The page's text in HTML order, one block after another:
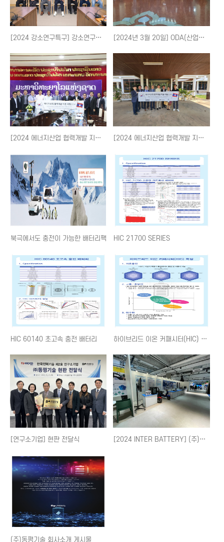
[2024 강소연구특구] 강소연구특구 간담회(김장호 시장) [2024년 3월 20일] ODA(산업통상협력개발지원) LOI(협력의향서) 체결
[2024 에너지산업 협력개발 지원 사업(ODA)] 친환경 e-모빌리티 맞춤형 패키지 라오스 기획 수요 조사 [2024 에너지산업 협력개발 지원 사업(ODA)] 친환경 e-모빌리티 맞춤형 패키지 라오스 기획 수요 조사
북극에서도 충전이 가능한 배터리팩 HIC 21700 SERIES
HIC 60140 초고속 충전 배터리 하이브리드 이온 커패시터(HIC) 특징
[연구소기업] 현판 전달식 [2024 INTER BATTERY] (주)동평기술 & (사)에너지저장협회 전시회
(주)동평기술 회사소개 게시물